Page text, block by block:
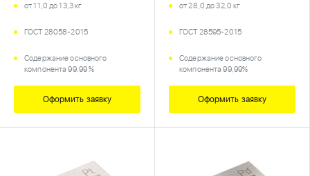
от 11,0 до 13,3 кг
ГОСТ 28058-2015
Содержание основного
компонента 99,99 %
Оформить заявку
от 28,0 до 32,0 кг
ГОСТ 28595-2015
Содержание основного
компонента 99,99%
Оформить заявку